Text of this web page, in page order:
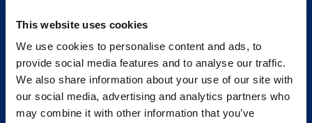
This website uses cookies
We use cookies to personalise content and ads, to
provide social media features and to analyse our traffic.
We also share information about your use of our site with
our social media, advertising and analytics partners who
may combine it with other information that you’ve